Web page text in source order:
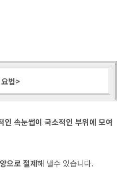
법>
인 속눈썹이 국소적인 부위에 모여
으로 절제해 낼수 있습니다.